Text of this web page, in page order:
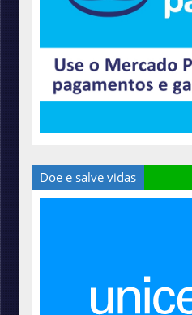
Doe e salve vidas